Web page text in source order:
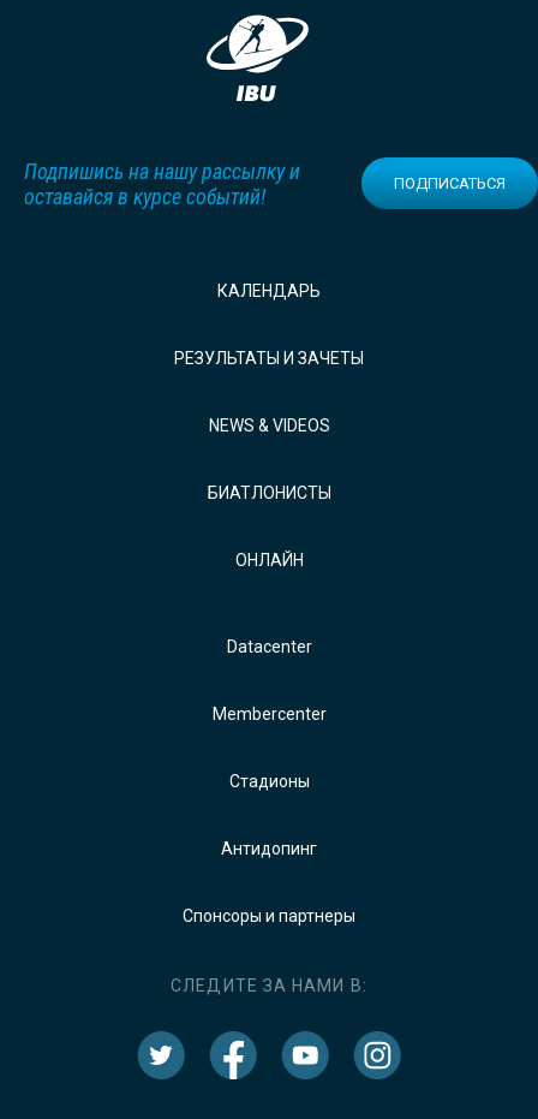
Подпишись на нашу рассылку и
оставайся в курсе событий!
ПОДПИСАТЬСЯ
КАЛЕНДАРЬ
РЕЗУЛЬТАТЫ И ЗАЧЕТЫ
NEWS & VIDEOS
БИАТЛОНИСТЫ
ОНЛАЙН
Datacenter
Membercenter
Стадионы
Антидопинг
Спонсоры и партнеры
СЛЕДИТЕ ЗА НАМИ В: